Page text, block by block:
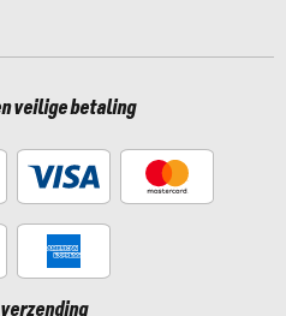
veilige betaling